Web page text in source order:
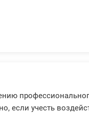
если учесть